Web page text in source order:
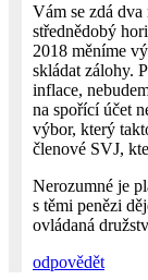
Vám se zdá
střednědobý
2018 měníme
skládat zálohy.
inflace,
na spořící účet
výbor, který
členové SVJ,
Nerozumné je
s těmi penězi
ovládaná
odpovědět